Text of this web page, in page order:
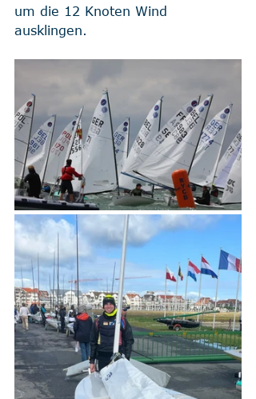
um die 12 Knoten Wind
ausklingen.